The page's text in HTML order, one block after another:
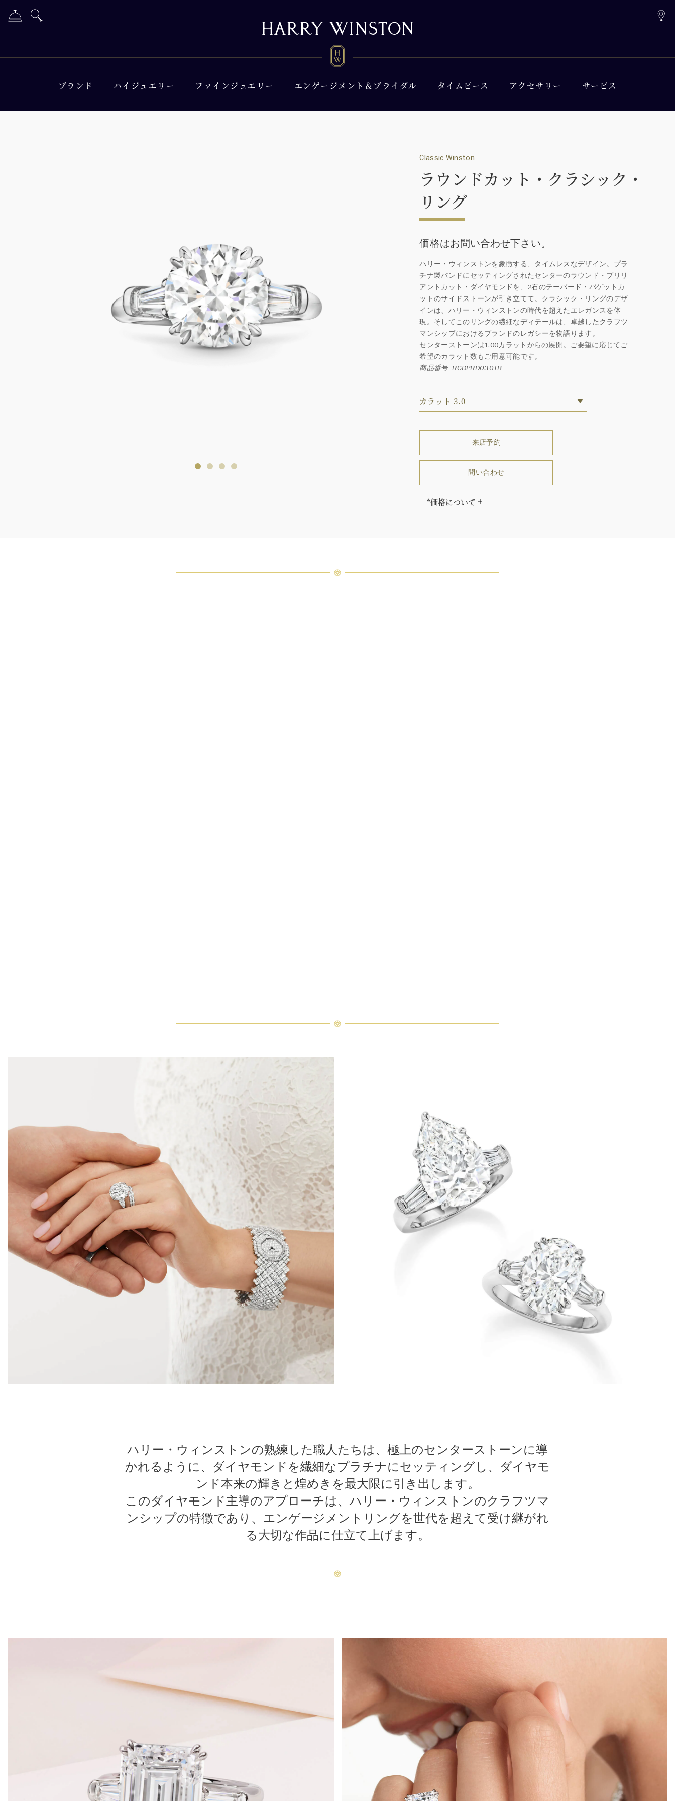
ブランド ハイジュエリー ファインジュエリー エンゲージメント＆ブライダル タイムピース アクセサリー サービス
Classic Winston
ラウンドカット・クラシック・
リング
価格はお問い合わせ下さい。
ハリー・ウィンストンを象徴する、タイムレスなデザイン。プラ
チナ製バンドにセッティングされたセンターのラウンド・ブリリ
アントカット・ダイヤモンドを、2石のテーパード・バゲットカ
ットのサイドストーンが引き立てて。クラシック・リングのデザ
インは、ハリー・ウィンストンの時代を超えたエレガンスを体
現。そしてこのリングの繊細なディテールは、卓越したクラフツ
マンシップにおけるブランドのレガシーを物語ります。
センターストーンは1.00カラットからの展開。ご要望に応じてご
希望のカラット数もご用意可能です。
商品番号: RGDPRD030TB
カラット 3.0
来店予約
問い合わせ
*価格について
ハリー・ウィンストンの熟練した職人たちは、極上のセンターストーンに導
かれるように、ダイヤモンドを繊細なプラチナにセッティングし、ダイヤモ
ンド本来の輝きと煌めきを最大限に引き出します。
このダイヤモンド主導のアプローチは、ハリー・ウィンストンのクラフツマ
ンシップの特徴であり、エンゲージメントリングを世代を超えて受け継がれ
る大切な作品に仕立て上げます。